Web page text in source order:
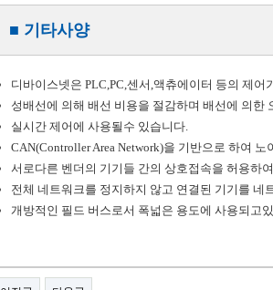
■ 기타사양
디바이스넷은 PLC,PC,센서,액츄에이터 등의 제
성배선에 의해 배선 비용을 절감하며 배선에 의한
실시간 제어에 사용될수 있습니다.
CAN(Controller Area Network)을 기반으로 하여 노
서로다른 벤더의 기기들 간의 상호접속을 허용하
전체 네트워크를 정지하지 않고 연결된 기기를 네
개방적인 필드 버스로서 폭넓은 용도에 사용되고